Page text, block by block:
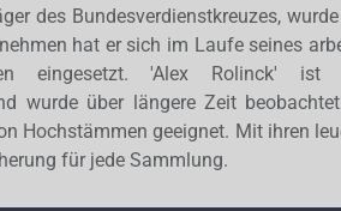
des Bundesverdienstkreuzes,
hat er sich im Laufe seines
eingesetzt. 'Alex Rolinck' ist
wurde über längere Zeit
Hochstämmen geeignet. Mit ihren
für jede Sammlung.